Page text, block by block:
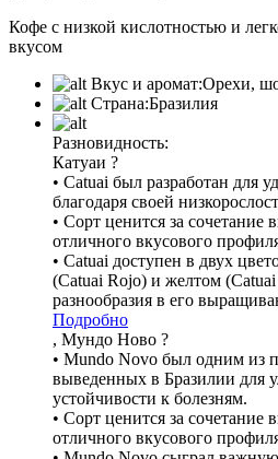
Кофе с низкой кислотностью и
вкусом
Вкус и аромат:Орехи,
Страна:Бразилия
Разновидность:
Катуаи ?
• Catuai был разработан для
благодаря своей
• Сорт ценится за сочетание
отличного вкусового
• Catuai доступен в двух
(Catuai Rojo) и желтом
разнообразия в его
Подробно
, Мундо Ново ?
• Mundo Novo был одним из
выведенных в Бразилии для
устойчивости к болезням.
• Сорт ценится за сочетание
отличного вкусового